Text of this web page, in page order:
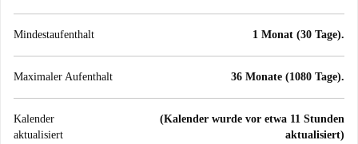
Mindestaufenthalt 1 Monat (30 Tage).
Maximaler Aufenthalt 36 Monate (1080 Tage).
Kalender
aktualisiert
(Kalender wurde vor etwa 11 Stunden
aktualisiert)